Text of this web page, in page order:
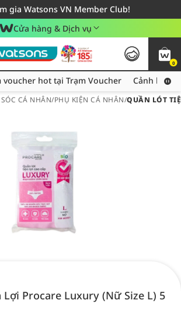
gia Watsons VN Member Club!
giao hàng cho đơn hàng từ 249,000Đ
24h - Áp dụng khu vực TP. Hồ Chí Minh
Cửa hàng & Dịch vụ
0
Thu thập thêm voucher hot tại Trạm Voucher
voucher hot tại Trạm Voucher Cảnh báo
CÁ NHÂN/PHỤ KIỆN CÁ NHÂN/QUẦN LÓT
Lợi Procare Luxury (Nữ Size L) 5